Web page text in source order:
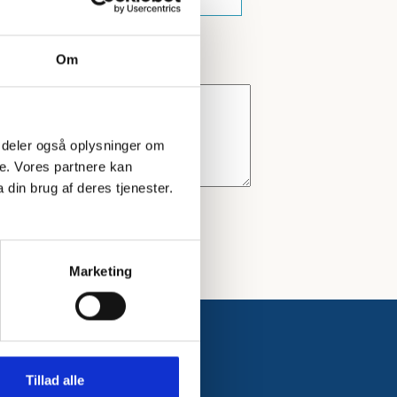
Om
også oplysninger om
Vores partnere kan
din brug af deres tjenester.
Marketing
Tillad alle